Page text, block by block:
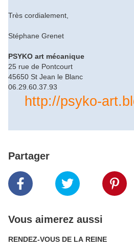
Très cordialement,
Stéphane Grenet
PSYKO art mécanique
25 rue de Pontcourt
45650 St Jean le Blanc
06.29.60.37.93
http://psyko-
Partager
Vous aimerez aussi
RENDEZ-VOUS DE LA REINE